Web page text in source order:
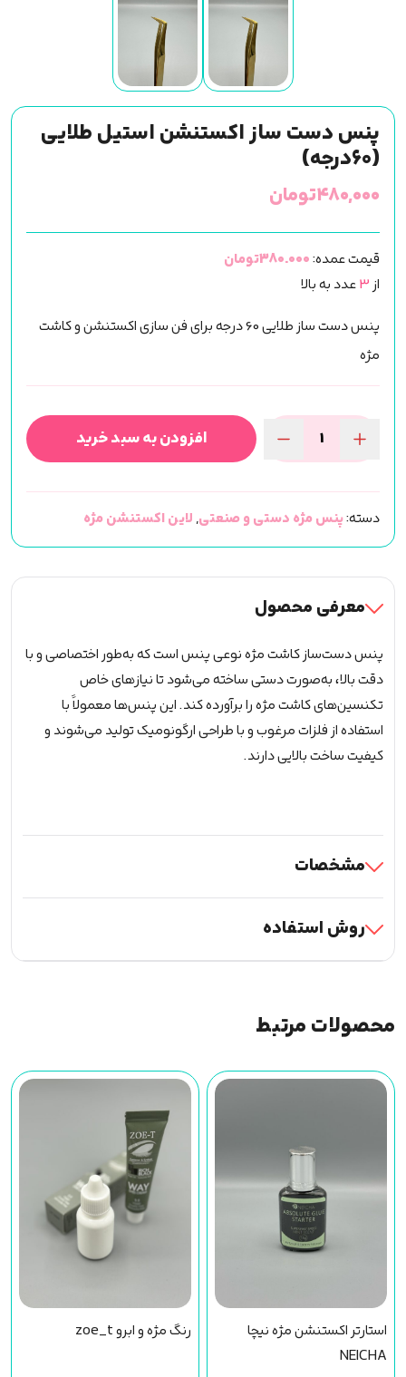
پنس دست ساز اکستنشن استیل طلایی
(60درجه)
۴۸۰,۰۰۰تومان
قیمت عمده:380.000تومان
از3عدد به بالا
پنس دست ساز طلایی 60 درجه برای فن سازی اکستنشن و کاشت
مژه
پنس
اکستنشن
استیل
طلایی
(60درجه)
افزودن به سبد خرید
دسته:پنس مژه دستی و صنعتی, لاین اکستنشن مژه
معرفی محصول
پنس دست‌ساز کاشت مژه نوعی پنس است که به‌طور اختصاصی و با
دقت بالا، به‌صورت دستی ساخته می‌شود تا نیازهای خاص
تکنسین‌های کاشت مژه را برآورده کند. این پنس‌ها معمولاً با
استفاده از فلزات مرغوب و با طراحی ارگونومیک تولید می‌شوند و
کیفیت ساخت بالایی دارند.
مشخصات
روش استفاده
محصولات مرتبط
استارتر اکستنشن مژه نیچا
NEICHA
رنگ مژه و ابرو zoe_t